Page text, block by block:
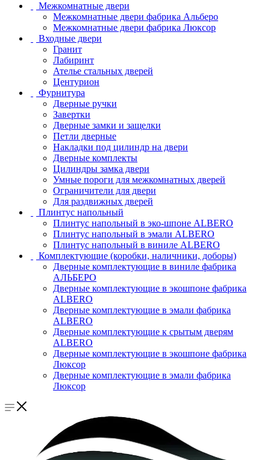
Межкомнатные двери
Межкомнатные двери фабрика Альберо
Межкомнатные двери фабрика Люксор
Входные двери
Гранит
Лабиринт
Ателье стальных дверей
Центурион
Фурнитура
Дверные ручки
Завертки
Дверные замки и защелки
Петли дверные
Накладки под цилиндр на двери
Дверные комплекты
Цилиндры замка двери
Умные пороги для межкомнатных дверей
Ограничители для двери
Для раздвижных дверей
Плинтус напольный
Плинтус напольный в эко-шпоне ALBERO
Плинтус напольный в эмали ALBERO
Плинтус напольный в виниле ALBERO
Комплектующие (коробки, наличники, доборы)
Дверные комплектующие в виниле фабрика
АЛЬБЕРО
Дверные комплектующие в экошпоне фабрика
ALBERO
Дверные комплектующие в эмали фабрика
ALBERO
Дверные комплектующие к срытым дверям
ALBERO
Дверные комплектующие в экошпоне фабрика
Люксор
Дверные комплектующие в эмали фабрика
Люксор